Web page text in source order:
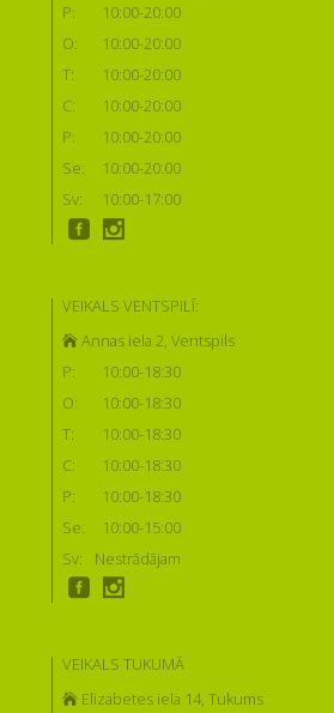
P:
10:00-20:00
O:
10:00-20:00
T:
10:00-20:00
C:
10:00-20:00
P:
10:00-20:00
Se:
10:00-20:00
Sv:
10:00-17:00
VEIKALS VENTSPILĪ:
Annas iela 2, Ventspils
P:
10:00-18:30
O:
10:00-18:30
T:
10:00-18:30
C:
10:00-18:30
P:
10:00-18:30
Se:
10:00-15:00
Sv:
Nestrādājam
VEIKALS TUKUMĀ
Elizabetes iela 14, Tukums